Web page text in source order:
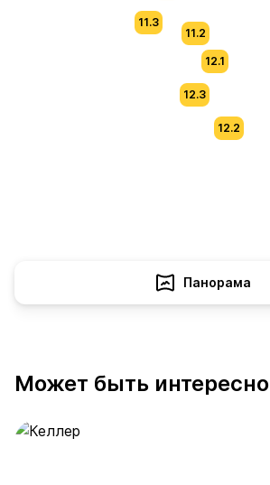
11.3
11.2
12.1
12.2
12.3
Панорама
Может быть интересно